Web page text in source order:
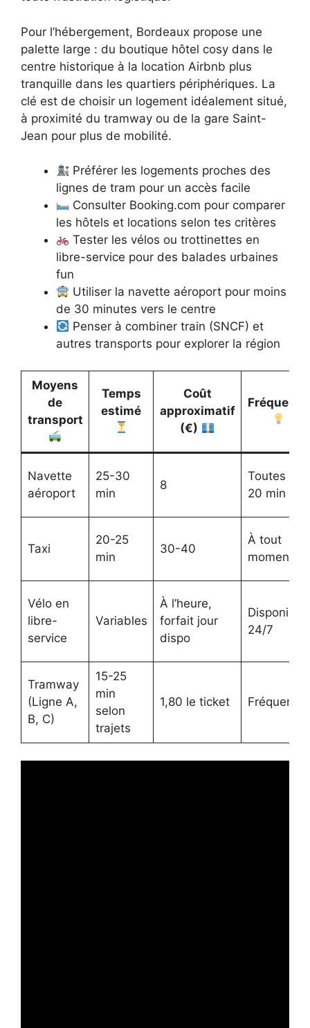
Pour l’hébergement, Bordeaux propose une
palette large : du boutique hôtel cosy dans le
centre historique à la location Airbnb plus
tranquille dans les quartiers périphériques. La
clé est de choisir un logement idéalement situé,
à proximité du tramway ou de la gare Saint-
Jean pour plus de mobilité.
Préférer les logements proches des
lignes de tram pour un accès facile
Consulter Booking.com pour comparer
les hôtels et locations selon tes critères
Tester les vélos ou trottinettes en
libre-service pour des balades urbaines
fun
Utiliser la navette aéroport pour moins
de 30 minutes vers le centre
Penser à combiner train (SNCF) et
autres transports pour explorer la région
Moyens
de
transport
Temps
estimé
Coût
approximatif
(€)
Fréquence
Navette
aéroport
25-30
min
8
Toutes les
20 min
Taxi
20-25
min
30-40
À tout
moment
Vélo en
libre-
service
Variables
À l’heure,
forfait jour
dispo
Disponible
24/7
Tramway
(Ligne A,
B, C)
15-25
min
selon
trajets
1,80 le ticket Fréquente